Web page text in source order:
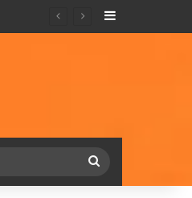
Sidebar
for